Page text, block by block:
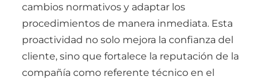
cambios normativos y adaptar los
procedimientos de manera inmediata. Esta
proactividad no solo mejora la confianza del
cliente, sino que fortalece la reputación de la
compañía como referente técnico en el